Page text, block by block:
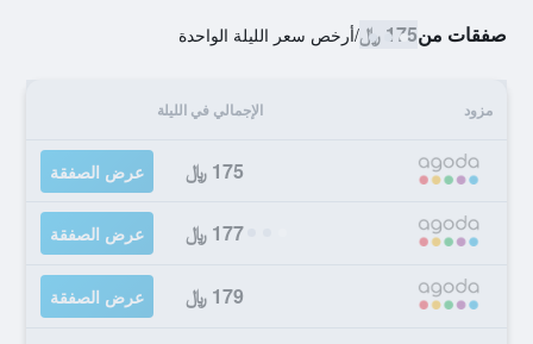
صفقات من175 ﷼ /أرخص سعر الليلة الواحدة
مزود الإجمالي في الليلة
175 ﷼ عرض الصفقة
177 ﷼ عرض الصفقة
179 ﷼ عرض الصفقة